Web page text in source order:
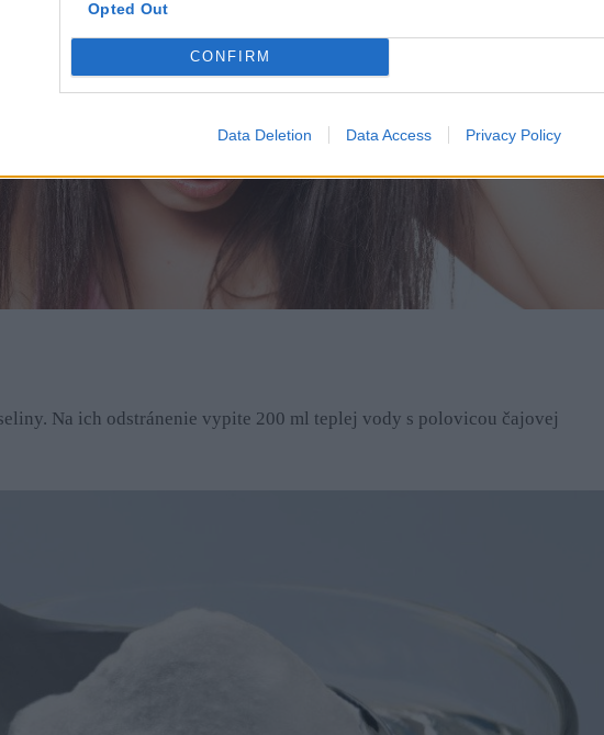
Opted Out
CONFIRM
Data Deletion Data Access Privacy Policy
Na ich odstránenie vypite 200 ml teplej vody s polovicou čajovej